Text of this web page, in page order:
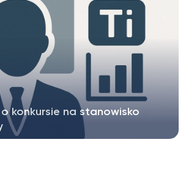
o konkursie na stanowisko